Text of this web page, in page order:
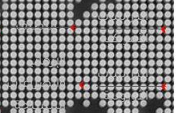
الدراسات
الأمريكية
الدراسات
الأوروبية
التطرف
الإرهاب
والصراعات
المسلحة